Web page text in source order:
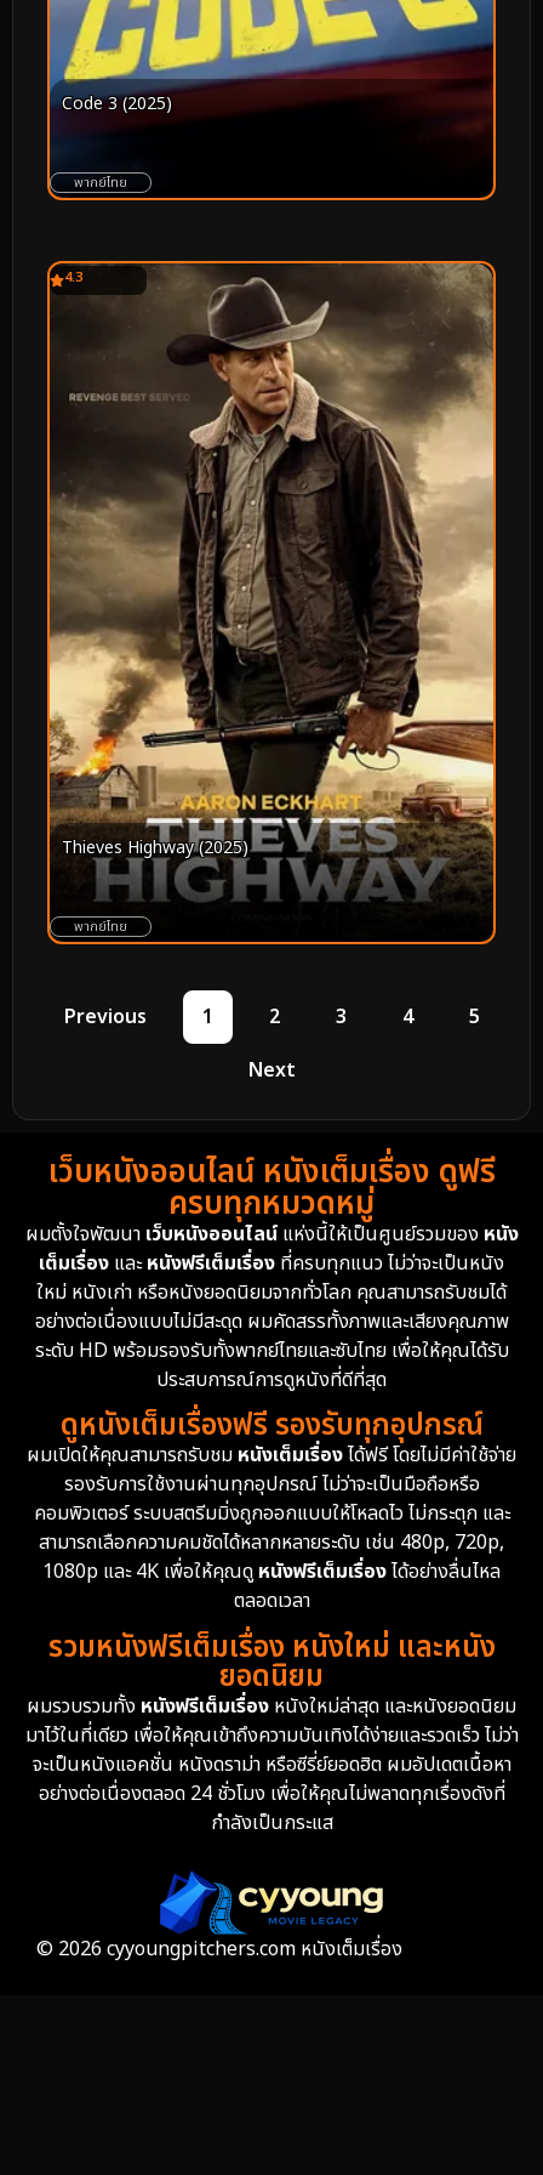
Code 3 (2025)
พากย์ไทย
4.3
Thieves Highway (2025)
พากย์ไทย
Previous 1 2 3 4
5
Next
เว็บหนังออนไลน์ หนังเต็มเรื่อง ดูฟรี
ครบทุกหมวดหมู่
ผมตั้งใจพัฒนา เว็บหนังออนไลน์แห่งนี้ให้เป็นศูนย์รวมของ หนัง
เต็มเรื่อง และหนังฟรีเต็มเรื่อง ที่ครบทุกแนว ไม่ว่าจะเป็นหนัง
ใหม่ หนังเก่า หรือหนังยอดนิยมจากทั่วโลก คุณสามารถรับชมได้
อย่างต่อเนื่องแบบไม่มีสะดุด ผมคัดสรรทั้งภาพและเสียงคุณภาพ
ระดับ HD พร้อมรองรับทั้งพากย์ไทยและซับไทย เพื่อให้คุณได้รับ
ประสบการณ์การดูหนังที่ดีที่สุด
ดูหนังเต็มเรื่องฟรี รองรับทุกอุปกรณ์
ผมเปิดให้คุณสามารถรับชม หนังเต็มเรื่องได้ฟรี โดยไม่มีค่าใช้จ่าย
รองรับการใช้งานผ่านทุกอุปกรณ์ ไม่ว่าจะเป็นมือถือหรือ
คอมพิวเตอร์ ระบบสตรีมมิ่งถูกออกแบบให้โหลดไว ไม่กระตุก และ
สามารถเลือกความคมชัดได้หลากหลายระดับ เช่น 480p, 720p,
1080p และ 4K เพื่อให้คุณดูหนังฟรีเต็มเรื่องได้อย่างลื่นไหล
ตลอดเวลา
รวมหนังฟรีเต็มเรื่อง หนังใหม่ และหนัง
ยอดนิยม
ผมรวบรวมทั้ง หนังฟรีเต็มเรื่อง หนังใหม่ล่าสุด และหนังยอดนิยม
มาไว้ในที่เดียว เพื่อให้คุณเข้าถึงความบันเทิงได้ง่ายและรวดเร็ว ไม่ว่า
จะเป็นหนังแอคชั่น หนังดราม่า หรือซีรี่ย์ยอดฮิต ผมอัปเดตเนื้อหา
อย่างต่อเนื่องตลอด 24 ชั่วโมง เพื่อให้คุณไม่พลาดทุกเรื่องดังที่
กำลังเป็นกระแส
© 2026 cyyoungpitchers.com หนังเต็มเรื่อง